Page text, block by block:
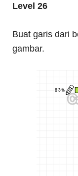
Level 26
Buat garis dari
gambar.